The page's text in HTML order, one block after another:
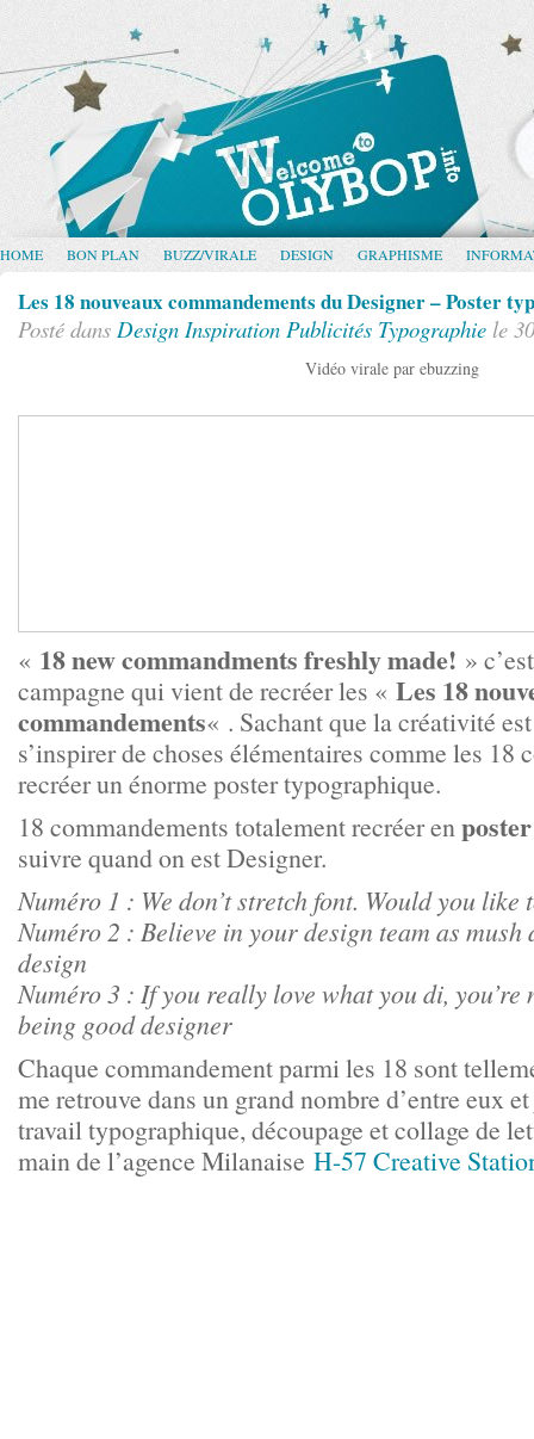
HOME BON PLAN BUZZ/VIRALE DESIGN GRAPHISME
Les 18 nouveaux commandements du Designer – Poster
Posté dans Design Inspiration Publicités Typographie le
Vidéo virale par ebuzzing
« 18 new commandments freshly made! »
campagne qui vient de recréer les « Les 18
commandements« . Sachant que la créativité
s’inspirer de choses élémentaires comme les 18
recréer un énorme poster typographique.
18 commandements totalement recréer en
suivre quand on est Designer.
Numéro 1 : We don’t stretch font. Would you like
Numéro 2 : Believe in your design team as mush
design
Numéro 3 : If you really love what you di, you’re
being good designer
Chaque commandement parmi les 18 sont
me retrouve dans un grand nombre d’entre eux
travail typographique, découpage et collage de
main de l’agence Milanaise H-57 Creative